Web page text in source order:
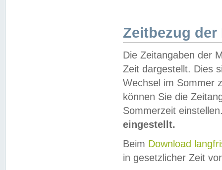
Zeitbezug der
Die Zeitangaben der
Zeit dargestellt. Dies
Wechsel im Sommer
können Sie die
Sommerzeit
eingestellt.
Beim Download
in gesetzlicher Zeit